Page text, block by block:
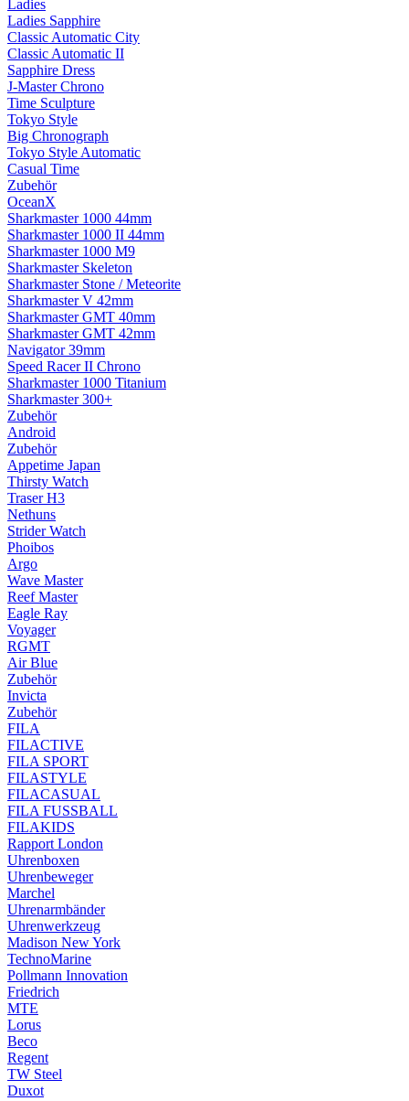
Ladies
Ladies Sapphire
Classic Automatic City
Classic Automatic II
Sapphire Dress
J-Master Chrono
Time Sculpture
Tokyo Style
Big Chronograph
Tokyo Style Automatic
Casual Time
Zubehör
OceanX
Sharkmaster 1000 44mm
Sharkmaster 1000 II 44mm
Sharkmaster 1000 M9
Sharkmaster Skeleton
Sharkmaster Stone / Meteorite
Sharkmaster V 42mm
Sharkmaster GMT 40mm
Sharkmaster GMT 42mm
Navigator 39mm
Speed Racer II Chrono
Sharkmaster 1000 Titanium
Sharkmaster 300+
Zubehör
Android
Zubehör
Appetime Japan
Thirsty Watch
Traser H3
Nethuns
Strider Watch
Phoibos
Argo
Wave Master
Reef Master
Eagle Ray
Voyager
RGMT
Air Blue
Zubehör
Invicta
Zubehör
FILA
FILACTIVE
FILA SPORT
FILASTYLE
FILACASUAL
FILA FUSSBALL
FILAKIDS
Rapport London
Uhrenboxen
Uhrenbeweger
Marchel
Uhrenarmbänder
Uhrenwerkzeug
Madison New York
TechnoMarine
Pollmann Innovation
Friedrich
MTE
Lorus
Beco
Regent
TW Steel
Duxot